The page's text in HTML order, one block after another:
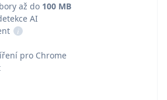
až do 100 MB
AI
i
pro Chrome